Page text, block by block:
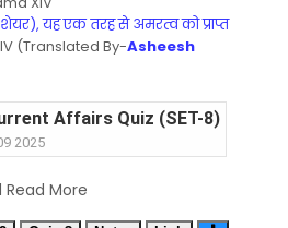
यह एक तरह से अमरत्व को प्राप्त
(Translated By-Asheesh
Affairs Quiz (SET-8) in
2025
2025
Affairs Quiz (SET-6) in
More